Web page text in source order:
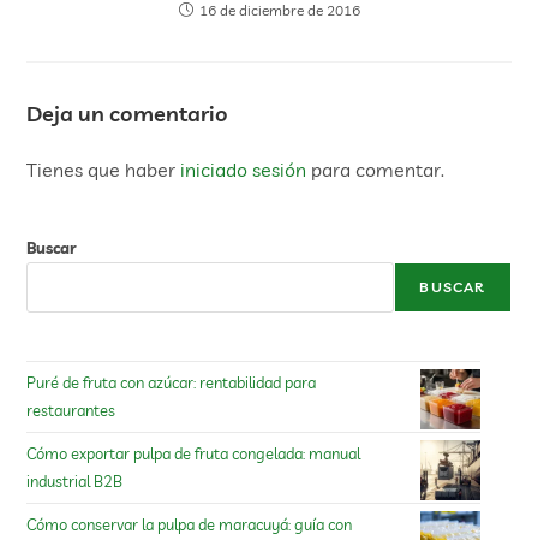
16 de diciembre de 2016
Deja un comentario
Tienes que haber iniciado sesión para comentar.
Buscar
BUSCAR
Puré de fruta con azúcar: rentabilidad para
restaurantes
Cómo exportar pulpa de fruta congelada: manual
industrial B2B
Cómo conservar la pulpa de maracuyá: guía con